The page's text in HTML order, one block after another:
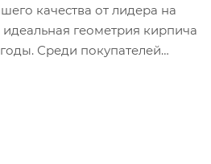
качества от лидера на
геометрия кирпича
Среди покупателей
жилой дом в г. Ростов-на-